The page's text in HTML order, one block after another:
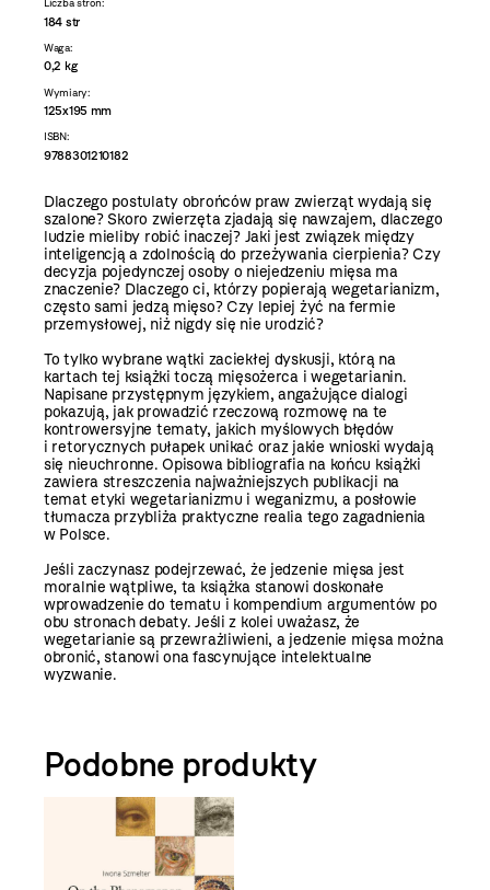
Liczba stron:
184 str
Waga:
0,2 kg
Wymiary:
125x195 mm
ISBN:
9788301210182
Dlaczego postulaty obrońców praw zwierząt wydają się
szalone? Skoro zwierzęta zjadają się nawzajem, dlaczego
ludzie mieliby robić inaczej? Jaki jest związek między
inteligencją a zdolnością do przeżywania cierpienia? Czy
decyzja pojedynczej osoby o niejedzeniu mięsa ma
znaczenie? Dlaczego ci, którzy popierają wegetarianizm,
często sami jedzą mięso? Czy lepiej żyć na fermie
przemysłowej, niż nigdy się nie urodzić?
To tylko wybrane wątki zaciekłej dyskusji, którą na
kartach tej książki toczą mięsożerca i wegetarianin.
Napisane przystępnym językiem, angażujące dialogi
pokazują, jak prowadzić rzeczową rozmowę na te
kontrowersyjne tematy, jakich myślowych błędów
i retorycznych pułapek unikać oraz jakie wnioski wydają
się nieuchronne. Opisowa bibliografia na końcu książki
zawiera streszczenia najważniejszych publikacji na
temat etyki wegetarianizmu i weganizmu, a posłowie
tłumacza przybliża praktyczne realia tego zagadnienia
w Polsce.
Jeśli zaczynasz podejrzewać, że jedzenie mięsa jest
moralnie wątpliwe, ta książka stanowi doskonałe
wprowadzenie do tematu i kompendium argumentów po
obu stronach debaty. Jeśli z kolei uważasz, że
wegetarianie są przewrażliwieni, a jedzenie mięsa można
obronić, stanowi ona fascynujące intelektualne
wyzwanie.
Podobne produkty